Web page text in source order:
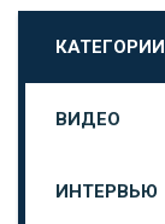
КАТЕГОРИИ
ВИДЕО
ИНТЕРВЬЮ